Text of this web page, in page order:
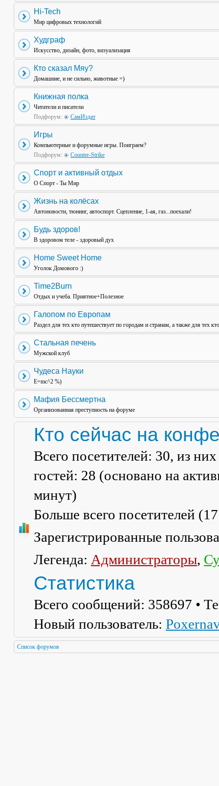
Hi-Tech
Мир цифровых технологий
Худграф
Искусство, дизайн, фото, визуализация
Кто сказал Мяу?
Домашние, и не сильно, животные =)
Книжная полка
Читатели и писатели
Подфорум:
СамИздат
Игры
Компьютерные и форумные игры. Поиграем?
Подфорум:
Counter-Strike
Спорт и активный отдых
О Спорт - Ты Мир
Жизнь на колёсах
Автоновости, тюнинг, автоспорт. Сцепление, 1-ая, газ...поехали!
Будь здоров!
В здоровом теле - здоровый дух
Home Sweet Home
Уголок Домового :)
Time2Burn
Отдых и учеба. Приятное+Полезное
Галопом по Европам
Раздел для тех кто путешествует по городам и странам, а также для тех
Стальная печень
Мужской клуб
Чудеса Науки
E=mc^2 %)
Мафия Бессмертна
Организованная преступность на форуме
Кто сейчас на
Всего посетителей: 30, из
гостей: 28 (основано на
минут)
Больше всего посетителей (
Зарегистрированные
Легенда: Администраторы,
Статистика
Всего сообщений: 358697 •
Новый пользователь:
Список форумов